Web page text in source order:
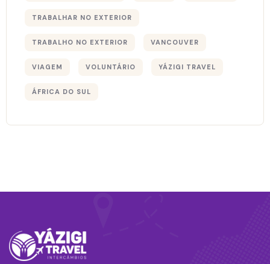
TRABALHAR NO EXTERIOR
TRABALHO NO EXTERIOR VANCOUVER
VIAGEM VOLUNTÁRIO YÁZIGI TRAVEL
ÁFRICA DO SUL